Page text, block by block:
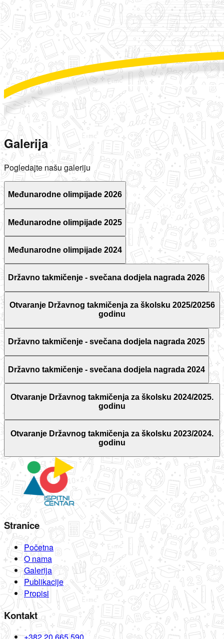
Galerija
Pogledajte našu galeriju
Međunarodne olimpijade 2026
Međunarodne olimpijade 2025
Međunarodne olimpijade 2024
Državno takmičenje - svečana dodjela nagrada 2026
Otvaranje Državnog takmičenja za školsku 2025/20256
godinu
Državno takmičenje - svečana dodjela nagrada 2025
Državno takmičenje - svečana dodjela nagrada 2024
Otvaranje Državnog takmičenja za školsku 2024/2025.
godinu
Otvaranje Državnog takmičenja za školsku 2023/2024.
godinu
Stranice
Početna
O nama
Galerija
Publikacije
Propisi
Kontakt